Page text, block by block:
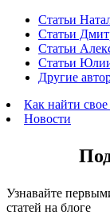
Статьи
Статьи
Статьи
Статьи
Другие
Как найти
Новости
Узнавайте
статей на блоге